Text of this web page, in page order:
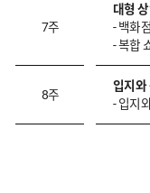
7주
대형
- 백화
- 복합
8주
입지와
- 입지